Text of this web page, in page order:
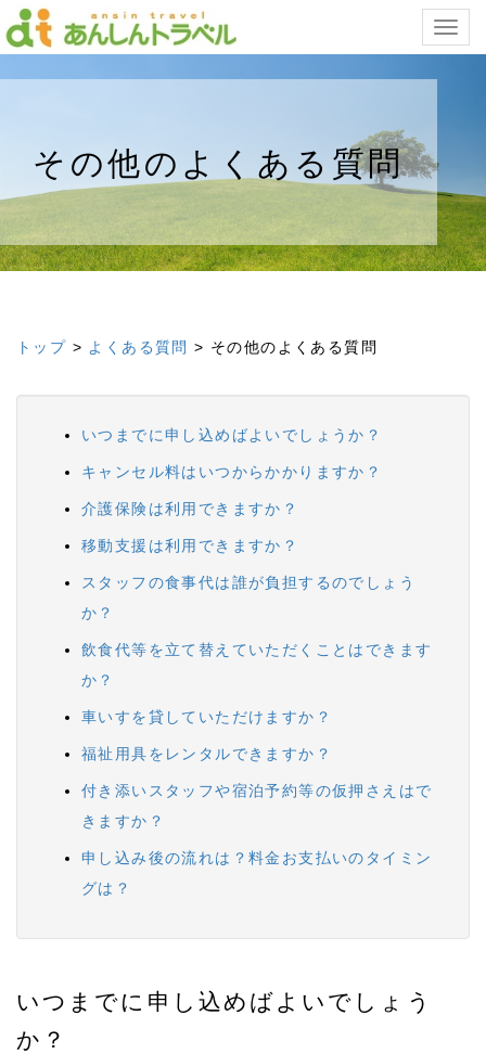
その他のよくある質問
トップ > よくある質問 > その他のよくある質問
いつまでに申し込めばよいでしょうか？
キャンセル料はいつからかかりますか？
介護保険は利用できますか？
移動支援は利用できますか？
スタッフの食事代は誰が負担するのでしょう
か？
飲食代等を立て替えていただくことはできます
か？
車いすを貸していただけますか？
福祉用具をレンタルできますか？
付き添いスタッフや宿泊予約等の仮押さえはで
きますか？
申し込み後の流れは？料金お支払いのタイミン
グは？
いつまでに申し込めばよいでしょう
か？